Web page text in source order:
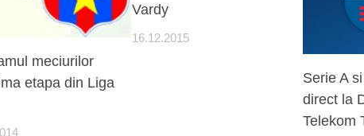
meciurilor
etapa din Liga
Vardy
16.12.2015
Serie A
direct la
Telekom